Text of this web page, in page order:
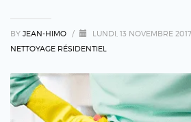
BY JEAN-HIMO / LUNDI, 13 NOVEMBRE 2017
NETTOYAGE RÉSIDENTIEL